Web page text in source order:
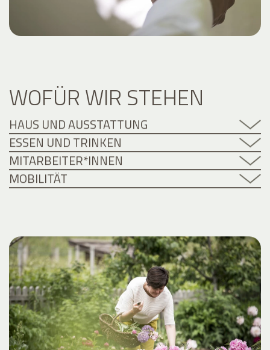
WOFÜR WIR STEHEN
HAUS UND AUSSTATTUNG
ESSEN UND TRINKEN
MITARBEITER*INNEN
MOBILITÄT